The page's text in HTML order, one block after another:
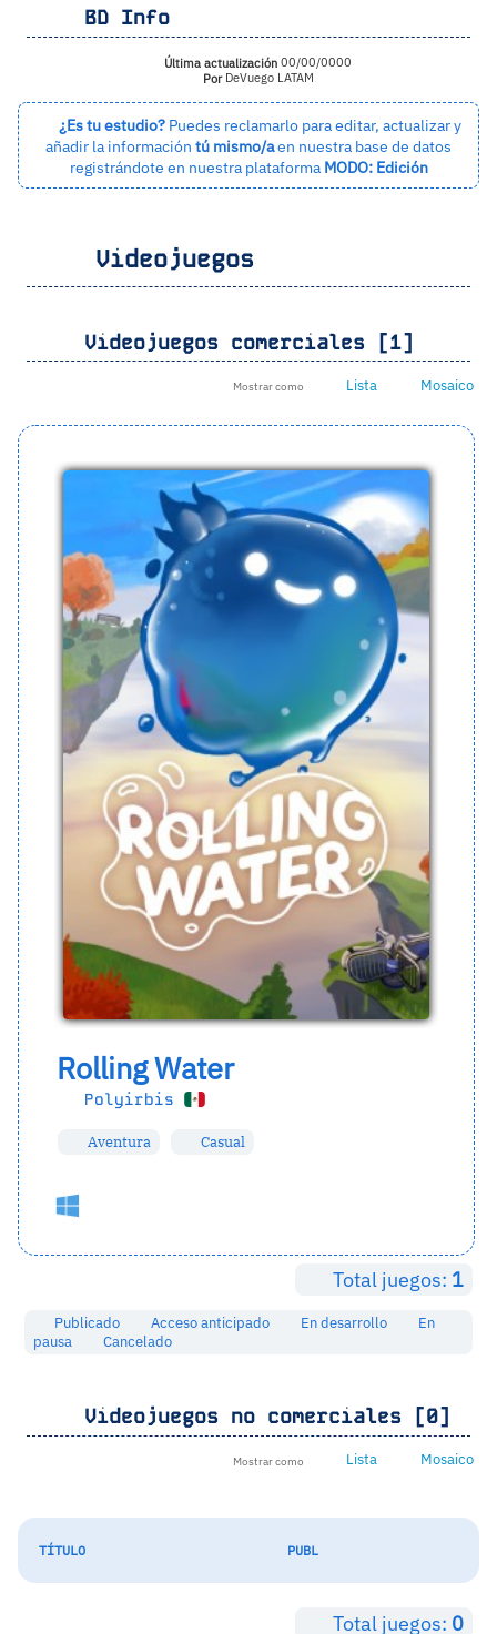
BD Info
Última actualización 00/00/0000
PorDeVuego LATAM
¿Es tu estudio? Puedes reclamarlo para editar, actualizar y
añadir la información tú mismo/aen nuestra base de datos
registrándote en nuestra plataforma MODO: Edición
Videojuegos
Videojuegos comerciales [1]
Mostrar como Lista Mosaico
Rolling Water
Polyirbis
Aventura Casual
Total juegos: 1
Publicado Acceso anticipado En desarrollo
En
pausa
Cancelado
Videojuegos no comerciales [0]
Mostrar como Lista Mosaico
TÍTULO PUBL
Total juegos: 0